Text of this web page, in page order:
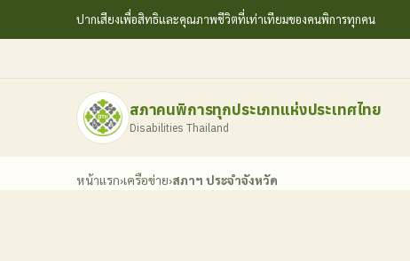
ปากเสียงเพื่อสิทธิและคุณภาพชีวิตที่เท่าเทียมของคนพิการทุกคน
สภาคนพิการทุกประเภทแห่งประเทศไทย
Disabilities Thailand
หน้าแรก›เครือข่าย›สภาฯ ประจำจังหวัด